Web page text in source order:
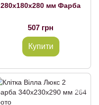
280х180х280 мм Фарба
507 грн
Купити